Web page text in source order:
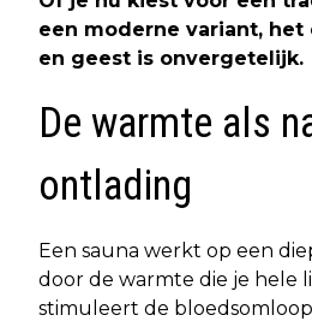
een moderne variant,
en geest is onvergetelijk.
De warmte als
ontlading
Een sauna werkt op een
door de warmte die je hele
stimuleert de